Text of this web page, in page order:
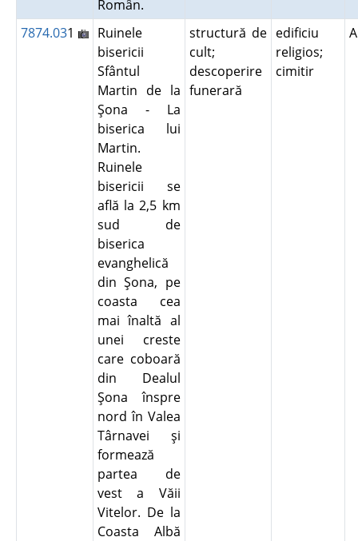
Român.
7874.031
Ruinele
bisericii
Sfântul
Martin de la
Şona - La
biserica lui
Martin.
Ruinele
bisericii se
află la 2,5 km
sud de
biserica
evanghelică
din Şona, pe
coasta cea
mai înaltă al
unei creste
care coboară
din Dealul
Şona înspre
nord în Valea
Târnavei şi
formează
partea de
vest a Văii
Vitelor. De la
Coasta Albă
structură de
cult;
descoperire
funerară
edificiu
religios;
cimitir